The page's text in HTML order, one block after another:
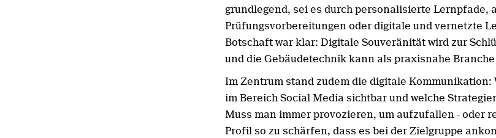
grundlegend, sei es durch personalisierte Lernpfade,
Prüfungsvorbereitungen oder digitale und vernetzte
Botschaft war klar: Digitale Souveränität wird zur
und die Gebäudetechnik kann als praxisnahe
Im Zentrum stand zudem die digitale Kommunikation:
im Bereich Social Media sichtbar und welche
Muss man immer provozieren, um aufzufallen - oder
Profil so zu schärfen, dass es bei der Zielgruppe